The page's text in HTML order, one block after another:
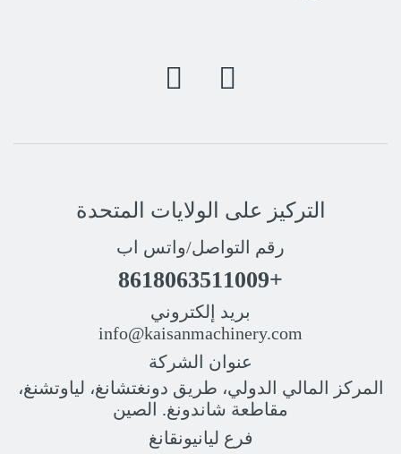
التركيز على الولايات المتحدة
رقم التواصل/واتس اب
+8618063511009
بريد إلكتروني
info@kaisanmachinery.com
عنوان الشركة
المركز المالي الدولي، طريق دونغتشانغ، لياوتشنغ،
مقاطعة شاندونغ. الصين
فرع ليانيونقانغ